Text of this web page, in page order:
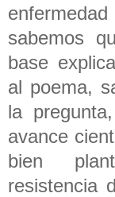
sabemos
base
al poema,
la
avance
bien
resistencia